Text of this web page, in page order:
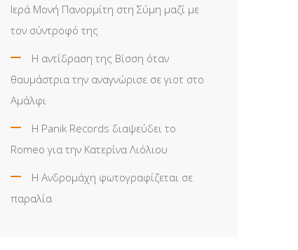
Ιερά Μονή Πανορμίτη στη Σύμη μαζί με
τον σύντροφό της
Η αντίδραση της Βίσση όταν
θαυμάστρια την αναγνώρισε σε γιοτ στο
Αμάλφι
Η Panik Records διαψεύδει το
Romeo για την Κατερίνα Λιόλιου
Η Ανδρομάχη φωτογραφίζεται σε
παραλία